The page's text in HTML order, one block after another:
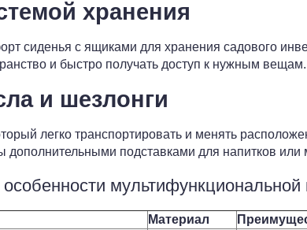
хранения
сиденья с ящиками для хранения садового
и быстро получать доступ к нужным вещам.
и шезлонги
легко транспортировать и менять
дополнительными подставками для напитков или
Материал